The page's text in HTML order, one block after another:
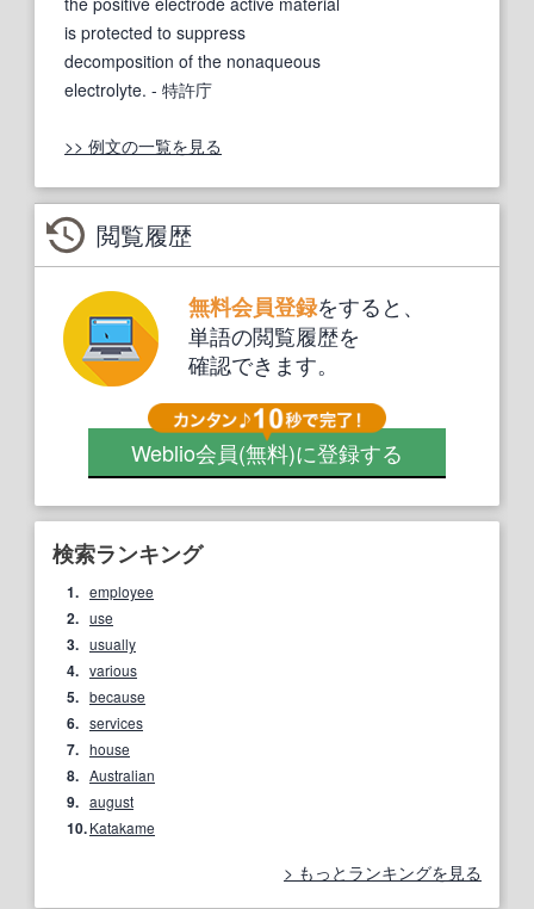
is protected to suppress
decomposition of the nonaqueous
electrolyte. - 特許庁
>> 例文の一覧を見る
閲覧履歴
無料会員登録をすると、
単語の閲覧履歴を
確認できます。
Weblio会員(無料)に登録する
検索ランキング
1. employee
2. use
3. usually
4. various
5. because
6. services
7. house
8. Australian
9. august
10.Katakame
もっとランキングを見る